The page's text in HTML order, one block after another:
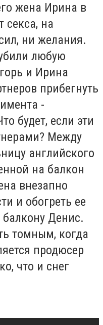
жена Ирина в
секса, на
ни желания.
любую
и Ирина
прибегнуть
-
будет, если эти
Между
английского
на балкон
внезапно
и обогреть ее
Денис.
томным, когда
продюсер
что и снег